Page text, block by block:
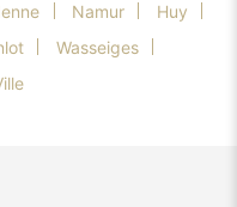
Namur
Huy
Wasseiges